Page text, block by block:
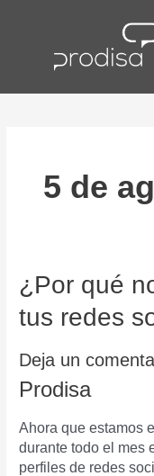
5 de
¿Por qué
tus redes
Deja un
Prodisa
Ahora que estamos
durante todo el mes
perfiles de redes
¿Por
qué
no
abandonar
tus
redes
en
verano?